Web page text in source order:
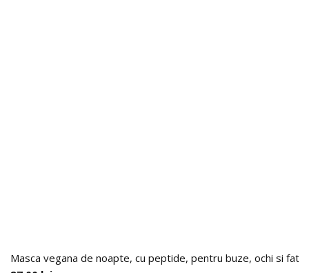
Masca vegana de noapte, cu peptide, pentru buze, ochi si